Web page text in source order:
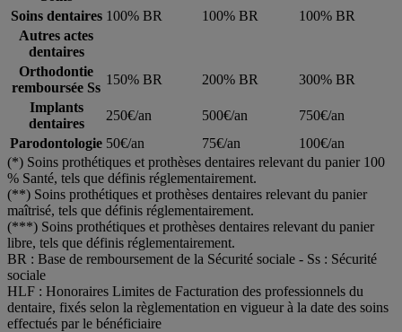
Soins dentaires 100% BR 100% BR
100% BR
Autres actes
dentaires
Orthodontie
remboursée Ss
150% BR 200% BR
300% BR
Implants
dentaires
250€/an 500€/an
750€/an
Parodontologie 50€/an 75€/an
100€/an
(*) Soins prothétiques et prothèses dentaires relevant du panier 100
% Santé, tels que définis réglementairement.
(**) Soins prothétiques et prothèses dentaires relevant du panier
maîtrisé, tels que définis réglementairement.
(***) Soins prothétiques et prothèses dentaires relevant du panier
libre, tels que définis réglementairement.
BR : Base de remboursement de la Sécurité sociale ‐ Ss : Sécurité
sociale
HLF : Honoraires Limites de Facturation des professionnels du
dentaire, fixés selon la règlementation en vigueur à la date des soins
effectués par le bénéficiaire